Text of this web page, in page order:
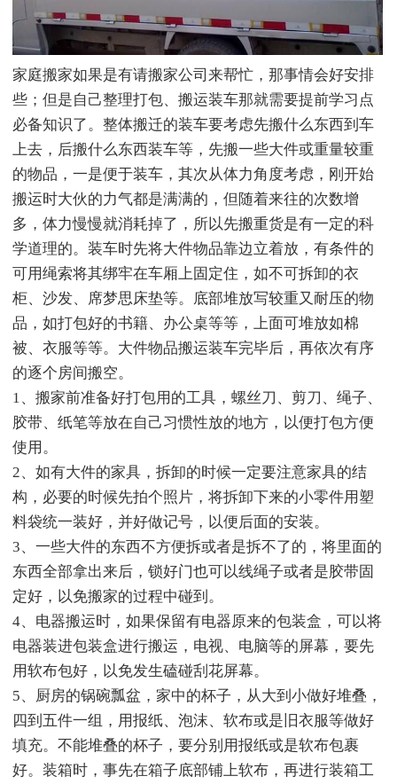
家庭搬家如果是有请搬家公司来帮忙，那事情会好安排
些；但是自己整理打包、搬运装车那就需要提前学习点
必备知识了。整体搬迁的装车要考虑先搬什么东西到车
上去，后搬什么东西装车等，先搬一些大件或重量较重
的物品，一是便于装车，其次从体力角度考虑，刚开始
搬运时大伙的力气都是满满的，但随着来往的次数增
多，体力慢慢就消耗掉了，所以先搬重货是有一定的科
学道理的。装车时先将大件物品靠边立着放，有条件的
可用绳索将其绑牢在车厢上固定住，如不可拆卸的衣
柜、沙发、席梦思床垫等。底部堆放写较重又耐压的物
品，如打包好的书籍、办公桌等等，上面可堆放如棉
被、衣服等等。大件物品搬运装车完毕后，再依次有序
的逐个房间搬空。
1、搬家前准备好打包用的工具，螺丝刀、剪刀、绳子、
胶带、纸笔等放在自己习惯性放的地方，以便打包方便
使用。
2、如有大件的家具，拆卸的时候一定要注意家具的结
构，必要的时候先拍个照片，将拆卸下来的小零件用塑
料袋统一装好，并好做记号，以便后面的安装。
3、一些大件的东西不方便拆或者是拆不了的，将里面的
东西全部拿出来后，锁好门也可以线绳子或者是胶带固
定好，以免搬家的过程中碰到。
4、电器搬运时，如果保留有电器原来的包装盒，可以将
电器装进包装盒进行搬运，电视、电脑等的屏幕，要先
用软布包好，以免发生磕碰刮花屏幕。
5、厨房的锅碗瓢盆，家中的杯子，从大到小做好堆叠，
四到五件一组，用报纸、泡沫、软布或是旧衣服等做好
填充。不能堆叠的杯子，要分别用报纸或是软布包裹
好。装箱时，事先在箱子底部铺上软布，再进行装箱工